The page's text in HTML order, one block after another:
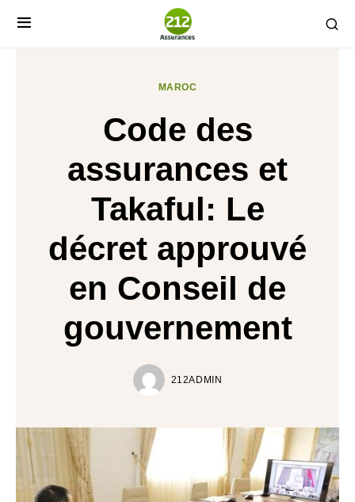
MAROC
Code des
assurances et
Takaful: Le
décret approuvé
en Conseil de
gouvernement
212ADMIN